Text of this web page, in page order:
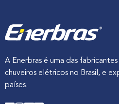
A Enerbras é uma das
chuveiros elétricos no Brasil, e
países.